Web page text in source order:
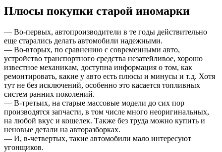
Плюсы покупки старой иномарки
— Во-первых, автопроизводители в те годы действительно
еще старались делать автомобили надежными.
— Во-вторых, по сравнению с современными авто,
устройство транспортного средства незатейливое, хорошо
известное механикам, доступна информация о том, как
ремонтировать, какие у авто есть плюсы и минусы и т.д. Хотя
тут не без исключений, особенно это касается топливных
систем ранних поколений.
— В-третьих, на старые массовые модели до сих пор
производятся запчасти, в том числе много неоригинальных,
на любой вкус и кошелек. Также без труда можно купить и
неновые детали на авторазборках.
— И, в-четвертых, такие автомобили мало интересуют
угонщиков.